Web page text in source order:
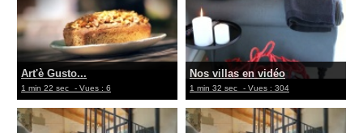
Art'è Gusto...
1 min 22 sec - Vues : 6
Nos villas en vidéo
1 min 32 sec - Vues : 304